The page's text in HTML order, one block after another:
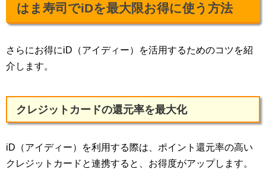
はま寿司でiDを最大限お得に使う方法
さらにお得にiD（アイディー）を活用するためのコツを紹
介します。
クレジットカードの還元率を最大化
iD（アイディー）を利用する際は、ポイント還元率の高い
クレジットカードと連携すると、お得度がアップします。